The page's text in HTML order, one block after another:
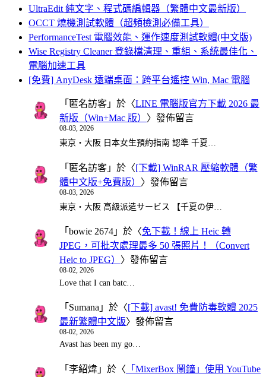
UltraEdit 純文字、程式碼編輯器（繁體中文最新版）
OCCT 燒機測試軟體（超頻檢測必備工具）
PerformanceTest 電腦效能、運作速度測試軟體(中文版)
Wise Registry Cleaner 登錄檔清理、重組、系統最佳化、
電腦加速工具
[免費] AnyDesk 遠端桌面：跨平台遙控 Win, Mac 電腦
「 匿名訪客 」於〈LINE 電腦版官方下載 2026 最
新版（Win+Mac 版） 〉發佈留言
08-03, 2026
東京・大阪 日本女生預約指南 認準 千夏…
「 匿名訪客 」於〈[下載] WinRAR 壓縮軟體（繁
體中文版+免費版） 〉發佈留言
08-03, 2026
東京・大阪 高級派遣サービス 【千夏の伊…
「 bowie 2674 」於〈免下載！線上 Heic 轉
JPEG，可批次處理最多 50 張照片！（Convert
Heic to JPEG）
〉發佈留言
08-02, 2026
Love that I can batc…
「 Sumana 」於〈[下載] avast! 免費防毒軟體 2025
最新繁體中文版〉發佈留言
08-02, 2026
Avast has been my go…
「 李紹煒 」於〈 「MixerBox 鬧鐘」使用 YouTube